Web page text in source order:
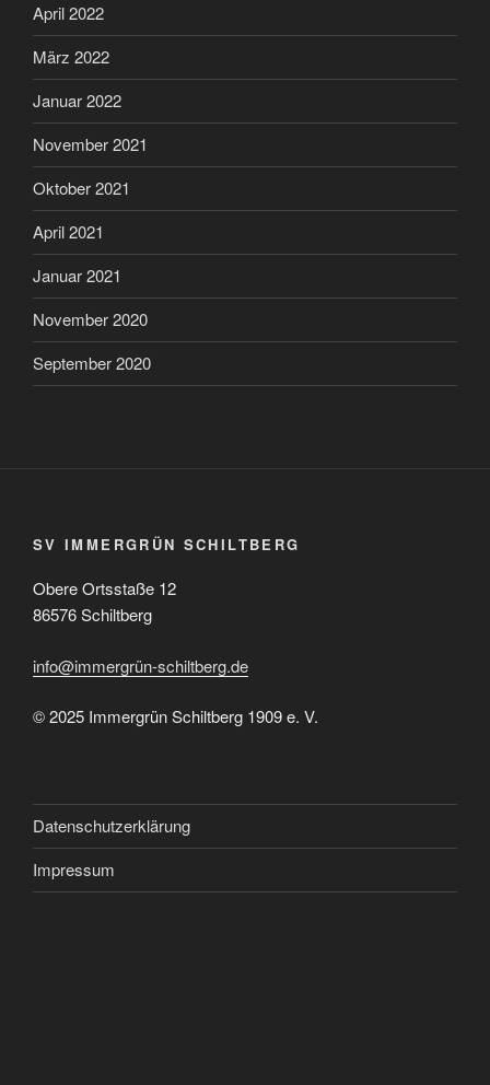
April 2022
März 2022
Januar 2022
November 2021
Oktober 2021
April 2021
Januar 2021
November 2020
September 2020
SV IMMERGRÜN SCHILTBERG
Obere Ortsstaße 12
86576 Schiltberg
info@immergrün-schiltberg.de
© 2025 Immergrün Schiltberg 1909 e. V.
Datenschutzerklärung
Impressum